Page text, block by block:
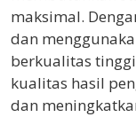
maksimal.
dan
berkualitas
kualitas hasil
dan